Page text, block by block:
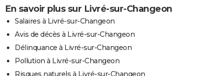
En savoir plus sur Livré-sur-Changeon
Salaires à Livré-sur-Changeon
Avis de décès à Livré-sur-Changeon
Délinquance à Livré-sur-Changeon
Pollution à Livré-sur-Changeon
Risques naturels à Livré-sur-Changeon